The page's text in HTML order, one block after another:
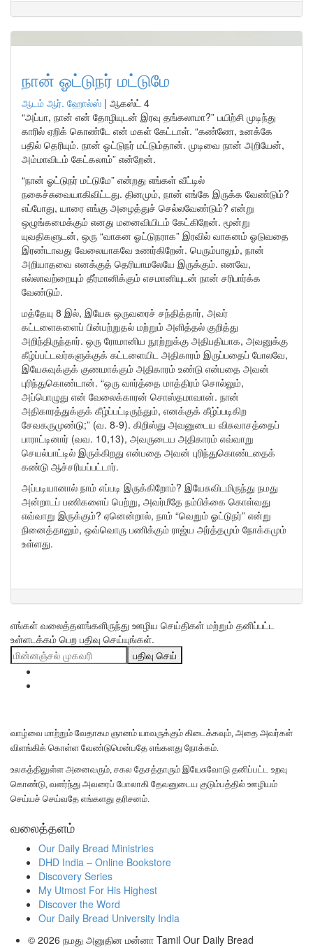
நான் ஓட்டுநர் மட்டுமே
ஆடம் ஆர். ஹோல்ஸ் | ஆகஸ்ட் 4
“அப்பா, நான் என் தோழியுடன் இரவு தங்கலாமா?” பயிற்சி முடிந்து
காரில் ஏறிக் கொண்டே என் மகள் கேட்டாள். “கண்ணே, உனக்கே
பதில் தெரியும். நான் ஓட்டுநர் மட்டும்தான். முடிவை நான் அறியேன்,
அம்மாவிடம் கேட்கலாம்” என்றேன்.
“நான் ஓட்டுநர் மட்டுமே” என்றது எங்கள் வீட்டில்
நகைச்சுவையாகிவிட்டது. தினமும், நான் எங்கே இருக்க வேண்டும்?
எப்போது, யாரை எங்கு அழைத்துச் செல்லவேண்டும்? என்று
ஒழுங்கமைக்கும் எனது மனைவியிடம் கேட்கிறேன். மூன்று
யுவதிகளுடன், ஒரு “வாகன ஓட்டுநராக” இரவில் வாகனம் ஓடுவதை
இரண்டாவது வேலையாகவே உணர்கிறேன். பெரும்பாலும், நான்
அறியாதவை எனக்குத் தெரியாமலேயே இருக்கும். எனவே,
எல்லாவற்றையும் தீர்மானிக்கும் எசமானியுடன் நான் சரிபார்க்க
வேண்டும்.
மத்தேயு 8 இல், இயேசு ஒருவரைச் சந்தித்தார், அவர்
கட்டளைகளைப் பின்பற்றுதல் மற்றும் அளித்தல் குறித்து
அறிந்திருந்தார். ஒரு ரோமானிய நூற்றுக்கு அதிபதியாக, அவனுக்கு
கீழ்ப்பட்டவர்களுக்குக் கட்டளையிட அதிகாரம் இருப்பதைப் போலவே,
இயேசுவுக்குக் குணமாக்கும் அதிகாரம் உண்டு என்பதை அவன்
புரிந்துகொண்டான். “ஒரு வார்த்தை மாத்திரம் சொல்லும்,
அப்பொழுது என் வேலைக்காரன் சொஸ்தமாவான். நான்
அதிகாரத்துக்குக் கீழ்ப்பட்டிருந்தும், எனக்குக் கீழ்ப்படிகிற
சேவகருமுண்டு;” (வ. 8-9). கிறிஸ்து அவனுடைய விசுவாசத்தைப்
பாராட்டினார் (வவ. 10,13), அவருடைய அதிகாரம் எவ்வாறு
செயல்பாட்டில் இருக்கிறது என்பதை அவன் புரிந்துகொண்டதைக்
கண்டு ஆச்சரியப்பட்டார்.
அப்படியானால் நாம் எப்படி இருக்கிறோம்? இயேசுவிடமிருந்து நமது
அன்றாடப் பணிகளைப் பெற்று, அவர்மீதே நம்பிக்கை கொள்வது
எவ்வாறு இருக்கும்? ஏனென்றால், நாம் “வெறும் ஓட்டுநர்” என்று
நினைத்தாலும், ஒவ்வொரு பணிக்கும் ராஜ்ய அர்த்தமும் நோக்கமும்
உள்ளது.
எங்கள் வலைத்தளங்களிருந்து ஊழிய செய்திகள் மற்றும் தனிப்பட்ட
உள்ளடக்கம் பெற பதிவு செய்யுங்கள்.
பதிவு செய்
வாழ்வை மாற்றும் வேதாகம ஞானம் யாவருக்கும் கிடைக்கவும், அதை அவர்கள்
விளங்கிக் கொள்ள வேண்டுமென்பதே எங்களது நோக்கம்.
உலகத்திலுள்ள அனைவரும், சகல தேசத்தாரும் இயேசுவோடு தனிப்பட்ட உறவு
கொண்டு, வளர்ந்து அவரைப் போலாகி தேவனுடைய குடும்பத்தில் ஊழியம்
செய்யச் செய்வதே எங்களது தரிசனம்.
வலைத்தளம்
Our Daily Bread Ministries
DHD India – Online Bookstore
Discovery Series
My Utmost For His Highest
Discover the Word
Our Daily Bread University India
© 2026 நமது அனுதின மன்னா Tamil Our Daily Bread